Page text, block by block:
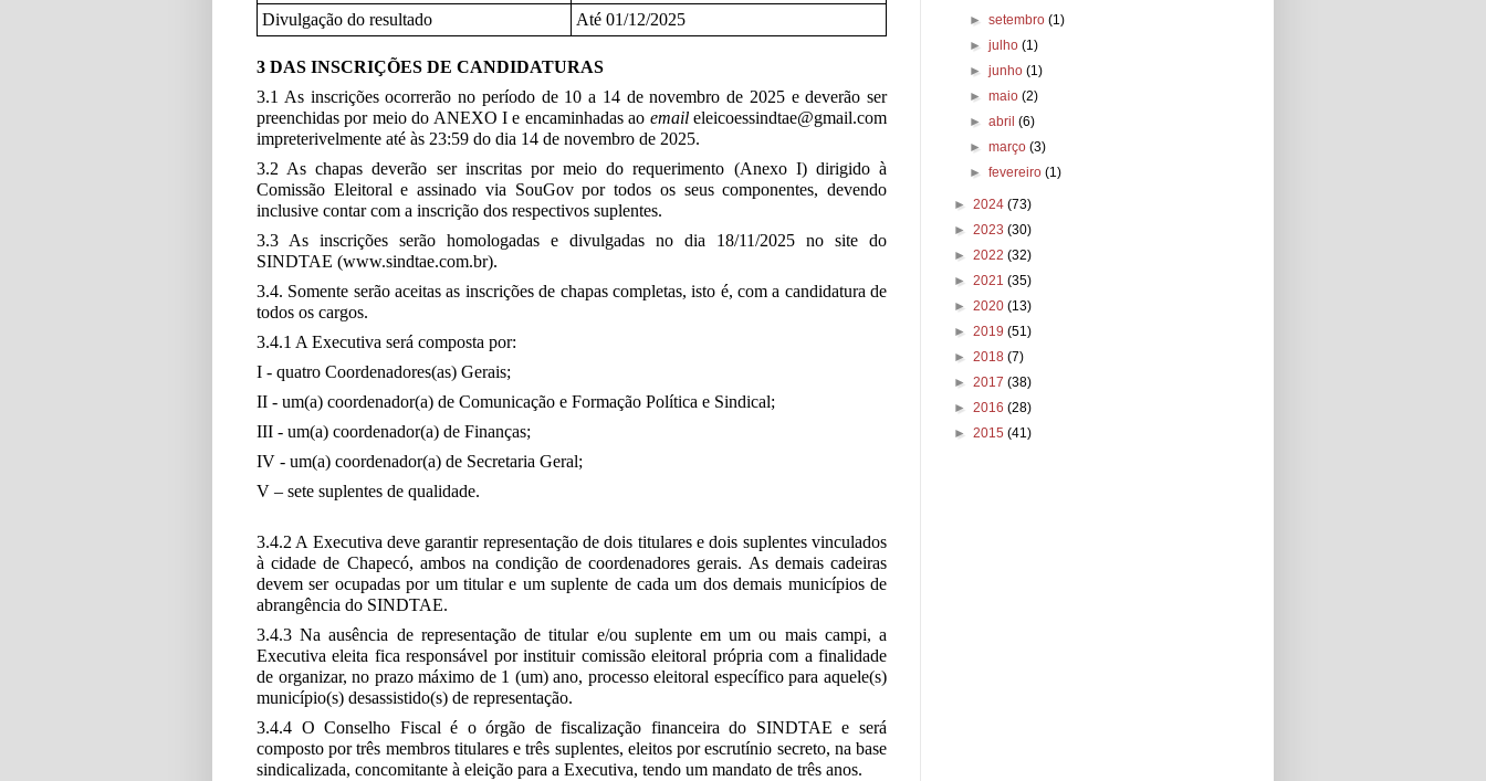
Divulgação do resultado
Até 01/12/2025
3 DAS INSCRIÇÕES DE CANDIDATURAS
3.1 As inscrições ocorrerão no período de 10 a 14 de novembro de 2025 e deverão ser
preenchidas por meio do ANEXO I e encaminhadas ao emaileleicoessindtae@gmail.com
impreterivelmente até às 23:59 do dia 14 de novembro de 2025.
3.2 As chapas deverão ser inscritas por meio do requerimento (Anexo I) dirigido à
Comissão Eleitoral e assinado via SouGov por todos os seus componentes, devendo
inclusive contar com a inscrição dos respectivos suplentes.
3.3 As inscrições serão homologadas e divulgadas no dia 18/11/2025 no site do
SINDTAE (www.sindtae.com.br).
3.4. Somente serão aceitas as inscrições de chapas completas, isto é, com a candidatura de
todos os cargos.
3.4.1 A Executiva será composta por:
I - quatro Coordenadores(as) Gerais;
II - um(a) coordenador(a) de Comunicação e Formação Política e Sindical;
III - um(a) coordenador(a) de Finanças;
IV - um(a) coordenador(a) de Secretaria Geral;
V – sete suplentes de qualidade.
3.4.2 A Executiva deve garantir representação de dois titulares e dois suplentes vinculados
à cidade de Chapecó, ambos na condição de coordenadores gerais. As demais cadeiras
devem ser ocupadas por um titular e um suplente de cada um dos demais municípios de
abrangência do SINDTAE.
3.4.3 Na ausência de representação de titular e/ou suplente em um ou mais campi, a
Executiva eleita fica responsável por instituir comissão eleitoral própria com a finalidade
de organizar, no prazo máximo de 1 (um) ano, processo eleitoral específico para aquele(s)
município(s) desassistido(s) de representação.
3.4.4 O Conselho Fiscal é o órgão de fiscalização financeira do SINDTAE e será
composto por três membros titulares e três suplentes, eleitos por escrutínio secreto, na base
sindicalizada, concomitante à eleição para a Executiva, tendo um mandato de três anos.
►setembro(1)
►julho(1)
►junho(1)
►maio(2)
►abril(6)
►março(3)
►fevereiro(1)
► 2024 (73)
► 2023 (30)
► 2022 (32)
► 2021 (35)
► 2020 (13)
► 2019 (51)
► 2018 (7)
► 2017 (38)
► 2016 (28)
► 2015 (41)